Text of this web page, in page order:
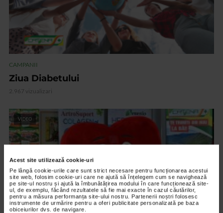
Acest site utilizează cookie-uri
Pe lângă cookie-urile care sunt strict necesare pentru funcționarea acestui
site web, folosim cookie-uri care ne ajută să înțelegem cum se navighează
pe site-ul nostru și ajută la îmbunătățirea modului în care funcționează site-
ul, de exemplu, făcând rezultatele să fie mai exacte în cazul căutărilor,
pentru a măsura performanța site-ului nostru. Partenerii noștri folosesc
instrumente de urmărire pentru a oferi publicitate personalizată pe baza
obiceiurilor dvs. de navigare.
CAMPANII
Ziua Diabetului
2.967 vizualizari
VIDEO